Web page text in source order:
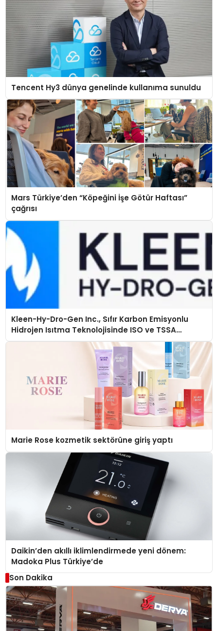
Tencent Hy3 dünya genelinde kullanıma sunuldu
Mars Türkiye’den “Köpeğini İşe Götür Haftası”
çağrısı
Kleen-Hy-Dro-Gen Inc., Sıfır Karbon Emisyonlu
Hidrojen Isıtma Teknolojisinde ISO ve TSSA
Düzenleyici Onaylarını Aldı
Marie Rose kozmetik sektörüne giriş yaptı
Daikin’den akıllı iklimlendirmede yeni dönem:
Madoka Plus Türkiye’de
Son Dakika